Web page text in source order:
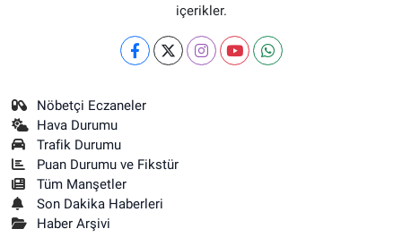
içerikler.
Nöbetçi Eczaneler
Hava Durumu
Trafik Durumu
Puan Durumu ve Fikstür
Tüm Manşetler
Son Dakika Haberleri
Haber Arşivi